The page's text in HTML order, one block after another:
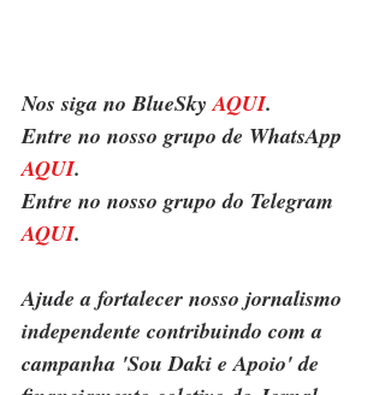
Nos siga no BlueSky AQUI.
Entre no nosso grupo de WhatsApp
AQUI.
Entre no nosso grupo do Telegram
AQUI.
Ajude a fortalecer nosso jornalismo
independente contribuindo com a
campanha 'Sou Daki e Apoio' de